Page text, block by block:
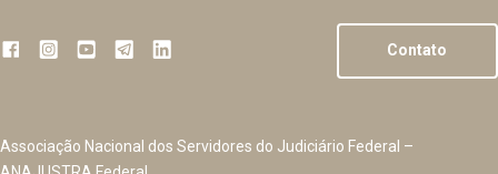
Contato
Associação Nacional dos Servidores do Judiciário Federal –